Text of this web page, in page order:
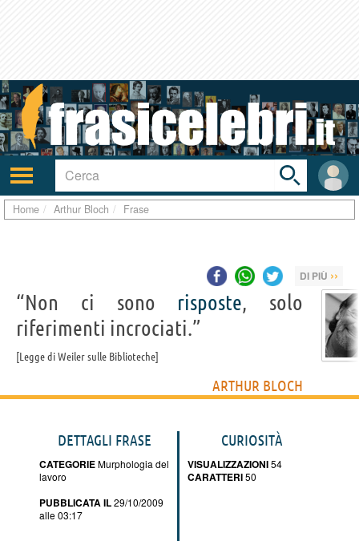
Attiva/disattiva
navigazione
User
area
Toggle
search
bar
Home Arthur Bloch Frase
DI PIÙ ››
“Non ci sono risposte, solo
riferimenti incrociati.”
Legge di Weiler sulle Biblioteche
ARTHUR BLOCH
DETTAGLI FRASE
CATEGORIEMurphologia del
lavoro
PUBBLICATA IL29/10/2009
alle 03:17
CURIOSITÀ
VISUALIZZAZIONI54
CARATTERI50